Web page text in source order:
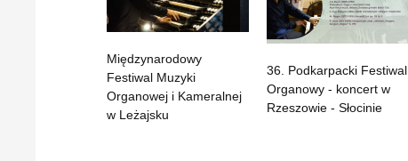
Międzynarodowy
Festiwal Muzyki
Organowej i Kameralnej
w Leżajsku
36. Podkarpacki Festiwal
Organowy - koncert w
Rzeszowie - Słocinie